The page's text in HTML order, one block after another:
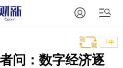
T中
问：数字经济逐